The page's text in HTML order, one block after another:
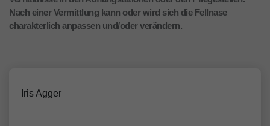
Nach einer Vermittlung kann oder wird sich die Fellnase
charakterlich anpassen und/oder verändern.
Iris Agger